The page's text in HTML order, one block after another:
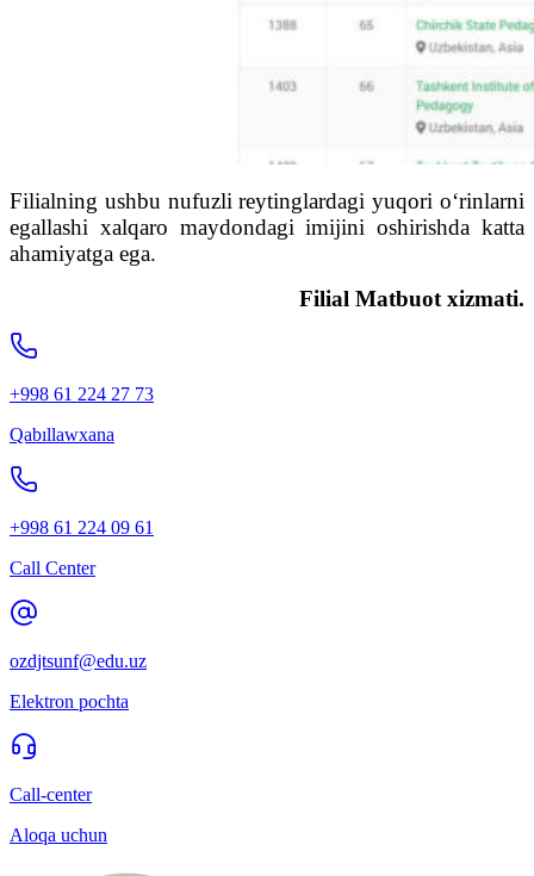
Filialning ushbu nufuzli reytinglardagi yuqori o‘rinlarni
egallashi xalqaro maydondagi imijini oshirishda katta
ahamiyatga ega.
Filial Matbuot xizmati.
+998 61 224 27 73
Qabıllawxana
+998 61 224 09 61
Call Center
ozdjtsunf@edu.uz
Elektron pochta
Call-center
Aloqa uchun